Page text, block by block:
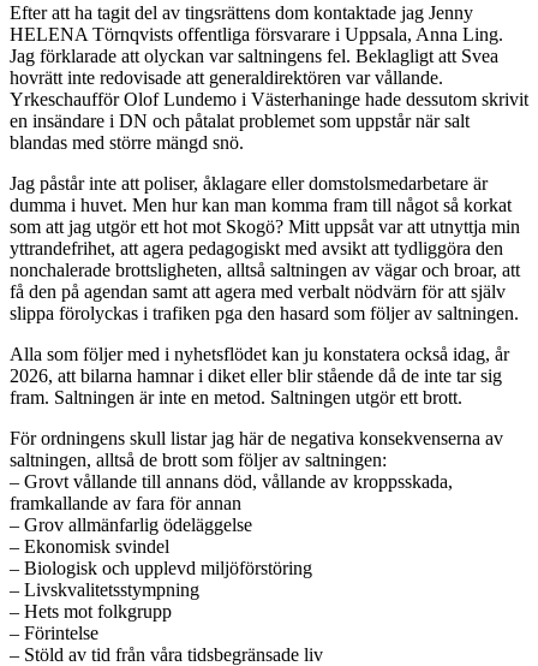
Efter att ha tagit del av tingsrättens dom kontaktade jag Jenny
HELENA Törnqvists offentliga försvarare i Uppsala, Anna Ling.
Jag förklarade att olyckan var saltningens fel. Beklagligt att Svea
hovrätt inte redovisade att generaldirektören var vållande.
Yrkeschaufför Olof Lundemo i Västerhaninge hade dessutom skrivit
en insändare i DN och påtalat problemet som uppstår när salt
blandas med större mängd snö.
Jag påstår inte att poliser, åklagare eller domstolsmedarbetare är
dumma i huvet. Men hur kan man komma fram till något så korkat
som att jag utgör ett hot mot Skogö? Mitt uppsåt var att utnyttja min
yttrandefrihet, att agera pedagogiskt med avsikt att tydliggöra den
nonchalerade brottsligheten, alltså saltningen av vägar och broar, att
få den på agendan samt att agera med verbalt nödvärn för att själv
slippa förolyckas i trafiken pga den hasard som följer av saltningen.
Alla som följer med i nyhetsflödet kan ju konstatera också idag, år
2026, att bilarna hamnar i diket eller blir stående då de inte tar sig
fram. Saltningen är inte en metod. Saltningen utgör ett brott.
För ordningens skull listar jag här de negativa konsekvenserna av
saltningen, alltså de brott som följer av saltningen:
– Grovt vållande till annans död, vållande av kroppsskada,
framkallande av fara för annan
– Grov allmänfarlig ödeläggelse
– Ekonomisk svindel
– Biologisk och upplevd miljöförstöring
– Livskvalitetsstympning
– Hets mot folkgrupp
– Förintelse
– Stöld av tid från våra tidsbegränsade liv